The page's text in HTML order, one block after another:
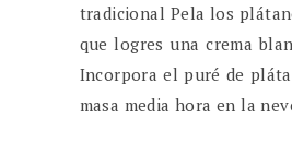
tradicional Pela los
que logres una crema
Incorpora el puré de
masa media hora en la